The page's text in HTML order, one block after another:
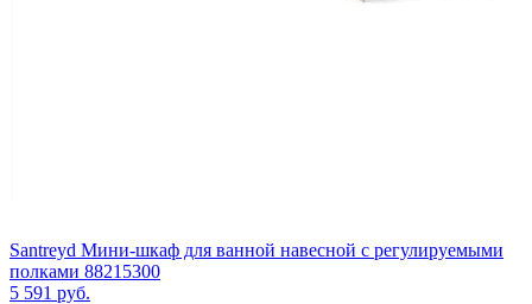
Santreyd Мини-шкаф для ванной навесной с регулируемыми
полками 88215300
5 591 руб.